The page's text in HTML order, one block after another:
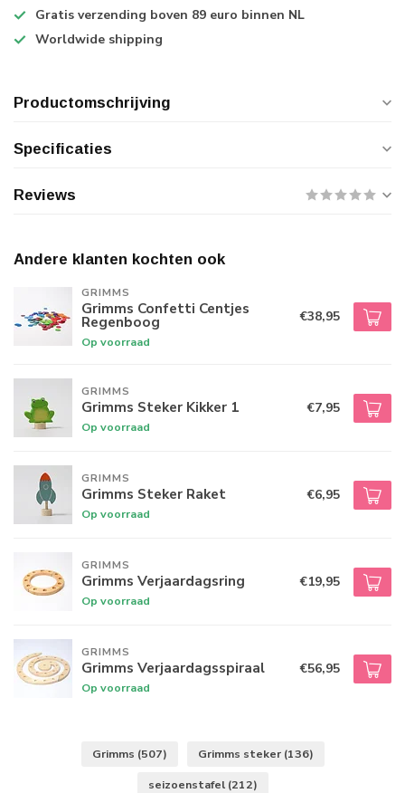
Gratis verzending boven 89 euro binnen NL
Worldwide shipping
Productomschrijving
Specificaties
Reviews
Andere klanten kochten ook
GRIMMS
Grimms Confetti Centjes
Regenboog
Op voorraad
€38,95
GRIMMS
Grimms Steker Kikker 1
Op voorraad
€7,95
GRIMMS
Grimms Steker Raket
Op voorraad
€6,95
GRIMMS
Grimms Verjaardagsring
Op voorraad
€19,95
GRIMMS
Grimms Verjaardagsspiraal
Op voorraad
€56,95
Grimms (507) Grimms steker (136)
seizoenstafel (212)